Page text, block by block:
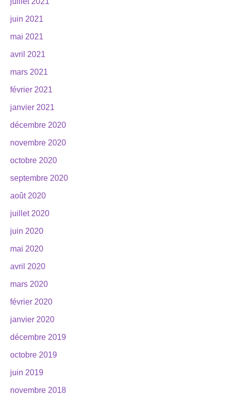
juin 2021
mai 2021
avril 2021
mars 2021
février 2021
janvier 2021
décembre 2020
novembre 2020
octobre 2020
septembre 2020
août 2020
juillet 2020
juin 2020
mai 2020
avril 2020
mars 2020
février 2020
janvier 2020
décembre 2019
octobre 2019
juin 2019
novembre 2018